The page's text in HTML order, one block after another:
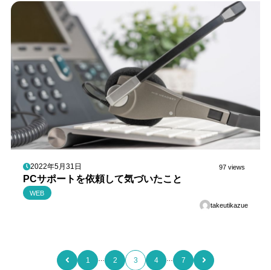
2022年5月31日 97 views
PCサポートを依頼して気づいたこと
WEB
takeutikazue
1 … 2 3 4 … 7